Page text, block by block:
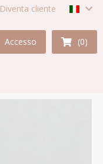
Diventa cliente
Accesso (0)